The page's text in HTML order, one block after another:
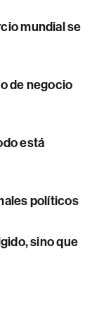
mundial se
de negocio
está
políticos
sino que